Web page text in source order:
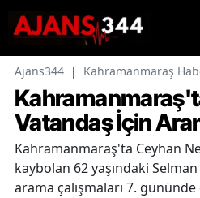
Ajans344 | Kahramanmaraş
Vatandaş İçin
Kahramanmaraş'ta Ceyhan
kaybolan 62 yaşındaki
arama çalışmaları 7.